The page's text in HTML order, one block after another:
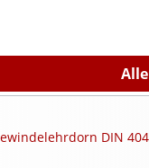
DIN